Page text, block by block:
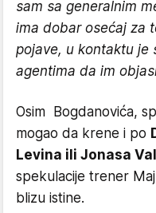
sam sa generalnim
ima dobar osećaj za
pojave, u kontaktu je
agentima da im
Osim Bogdanovića,
mogao da krene i po
Levina ili Jonasa
spekulacije trener
blizu istine.